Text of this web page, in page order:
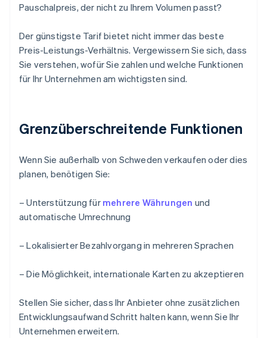
Pauschalpreis, der nicht zu Ihrem Volumen passt?
Der günstigste Tarif bietet nicht immer das beste
Preis-Leistungs-Verhältnis. Vergewissern Sie sich, dass
Sie verstehen, wofür Sie zahlen und welche Funktionen
für Ihr Unternehmen am wichtigsten sind.
Grenzüberschreitende Funktionen
Wenn Sie außerhalb von Schweden verkaufen oder dies
planen, benötigen Sie:
– Unterstützung für mehrere Währungen und
automatische Umrechnung
– Lokalisierter Bezahlvorgang in mehreren Sprachen
– Die Möglichkeit, internationale Karten zu akzeptieren
Stellen Sie sicher, dass Ihr Anbieter ohne zusätzlichen
Entwicklungsaufwand Schritt halten kann, wenn Sie Ihr
Unternehmen erweitern.